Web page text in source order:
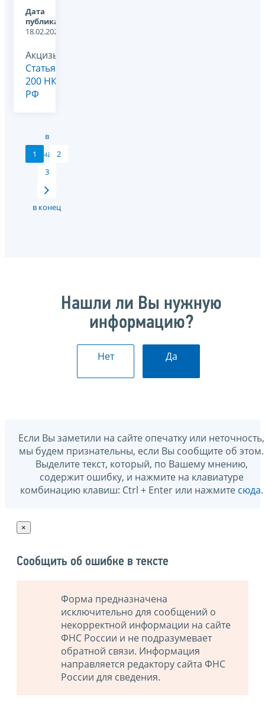
Дата
публикации:
18.02.2023
Акцизы,
Статья
200 НК
РФ
в
начало
1
2
3
в конец
Нашли ли Вы нужную
информацию?
Нет Да
Если Вы заметили на сайте опечатку или неточность,
мы будем признательны, если Вы сообщите об этом.
Выделите текст, который, по Вашему мнению,
содержит ошибку, и нажмите на клавиатуре
комбинацию клавиш: Ctrl + Enter или нажмите сюда.
×
Сообщить об ошибке в тексте
Форма предназначена
исключительно для сообщений о
некорректной информации на сайте
ФНС России и не подразумевает
обратной связи. Информация
направляется редактору сайта ФНС
России для сведения.